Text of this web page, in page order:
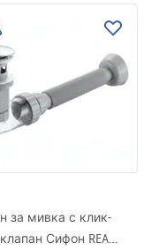
за мивка с клик-
Сифон REA